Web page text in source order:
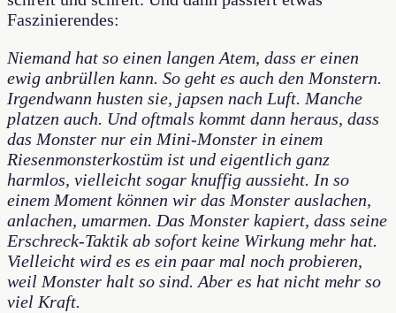
Faszinierendes:
Niemand hat so einen langen Atem, dass er einen
ewig anbrüllen kann. So geht es auch den Monstern.
Irgendwann husten sie, japsen nach Luft. Manche
platzen auch. Und oftmals kommt dann heraus, dass
das Monster nur ein Mini-Monster in einem
Riesenmonsterkostüm ist und eigentlich ganz
harmlos, vielleicht sogar knuffig aussieht. In so
einem Moment können wir das Monster auslachen,
anlachen, umarmen. Das Monster kapiert, dass seine
Erschreck-Taktik ab sofort keine Wirkung mehr hat.
Vielleicht wird es es ein paar mal noch probieren,
weil Monster halt so sind. Aber es hat nicht mehr so
viel Kraft.